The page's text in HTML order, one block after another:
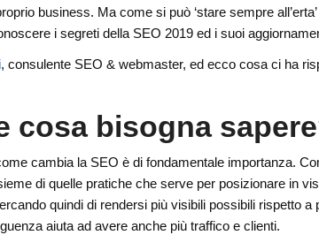
business. Ma come si può ‘stare sempre
i segreti della SEO 2019 ed i suoi
, consulente SEO & webmaster, ed ecco cosa ci ha
cosa bisogna
cambia la SEO è di fondamentale importanza.
di quelle pratiche che serve per posizionare in
quindi di rendersi più visibili possibili rispetto a
aiuta ad avere anche più traffico e clienti.